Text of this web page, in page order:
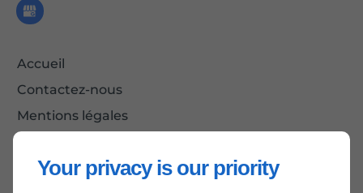
Your privacy is our priority
Accueil
Contactez-nous
Mentions légales